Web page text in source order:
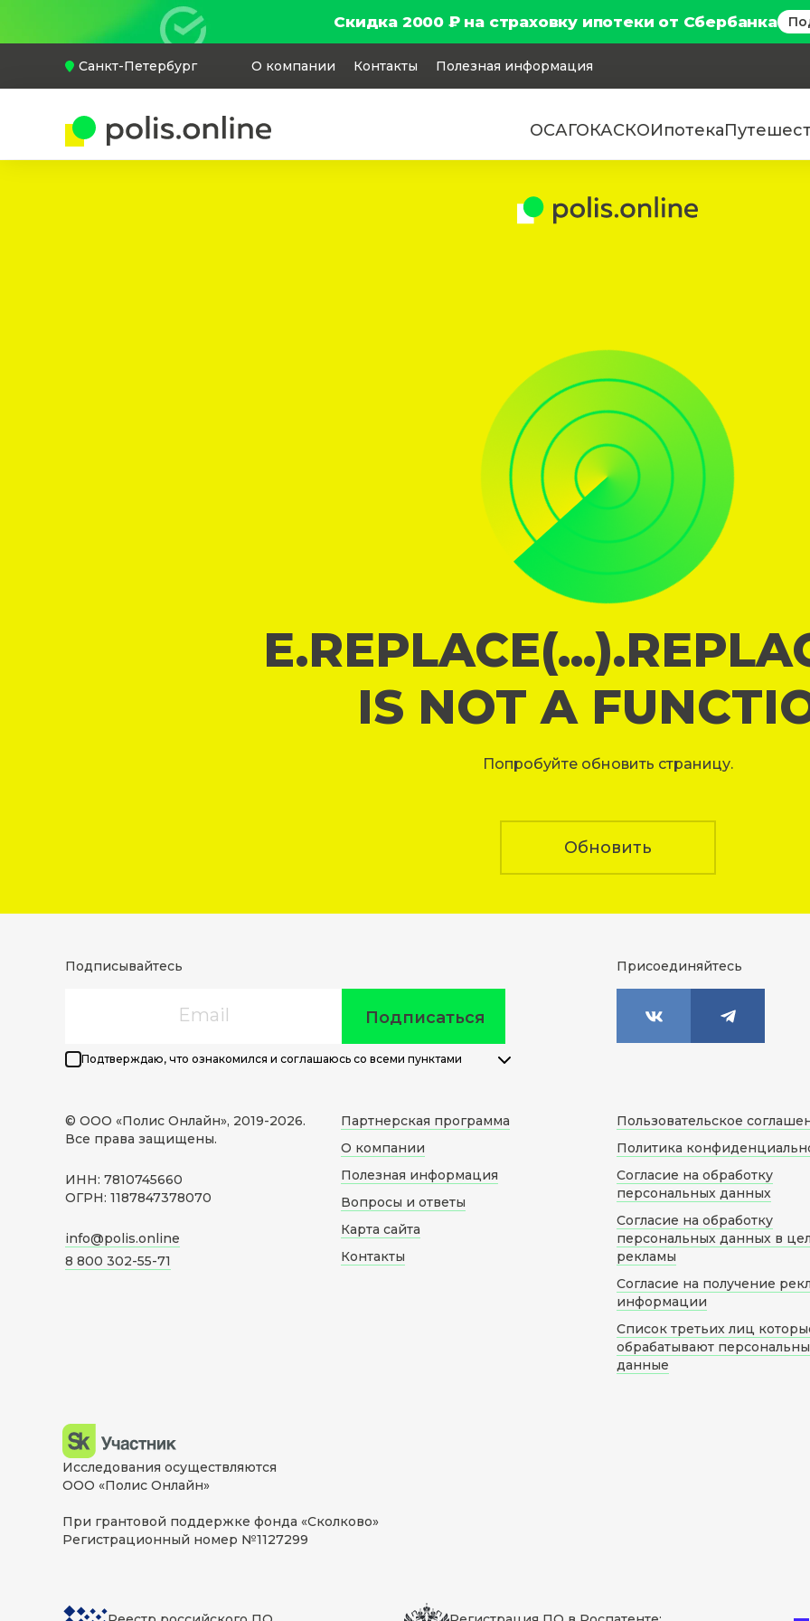
Скидка 2000 ₽ на страховку ипотеки от Сбербанка
Санкт-Петербург О компании Контакты Полезная информация
ОСАГОКАСКОИпотека
IS NOT A
Попробуйте обновить страницу.
Обновить
Подписывайтесь
Подписаться
Подтверждаю, что ознакомился и соглашаюсь со всеми пунктами
Присоединяйтесь
© ООО «Полис Онлайн», 2019-2026.
Все права защищены.
ИНН: 7810745660
ОГРН: 1187847378070
info@polis.online
8 800 302-55-71
Партнерская программа
О компании
Полезная информация
Вопросы и ответы
Карта сайта
Контакты
Пользовательское
Политика
Согласие на обработку
персональных данных
Согласие на обработку
персональных данных в
рекламы
Согласие на получение
информации
Список третьих лиц
обрабатывают
данные
Исследования осуществляются
ООО «Полис Онлайн»
При грантовой поддержке фонда «Сколково»
Регистрационный номер №1127299